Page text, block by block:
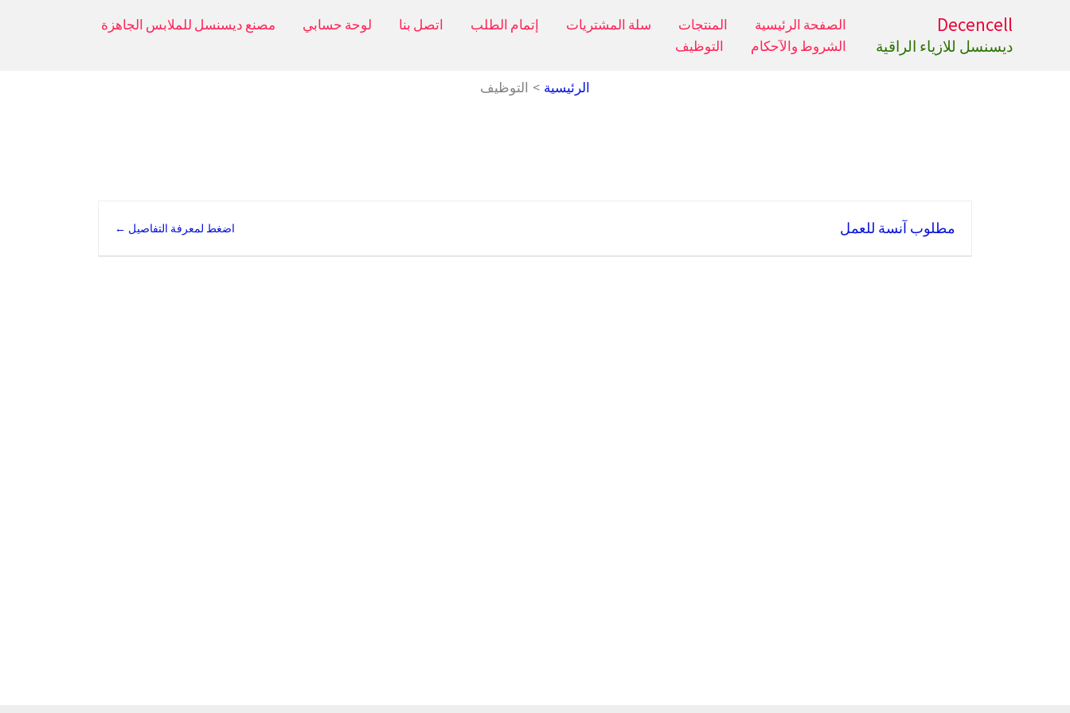
Decencell
ديسنسل للازياء الراقية
الصفحة الرئيسية المنتجات سلة المشتريات إتمام الطلب اتصل بنا لوحة حسابي
مصنع ديسنسل للملابس الجاهزة
الشروط والآحكام
التوظيف
الرئيسية التوظيف
مطلوب آنسة للعمل اضغط لمعرفة التفاصيل